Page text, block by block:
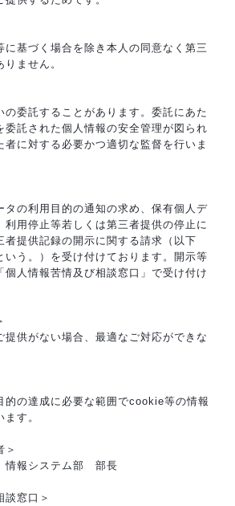
に基づく場合を除き本人の同意なく第三
ません。
の委託することがあります。委託にあた
委託された個人情報の安全管理が図られ
者に対する必要かつ適切な監督を行いま
タの利用目的の通知の求め、保有個人デ
利用停止等若しくは第三者提供の停止に
者提供記録の開示に関する請求（以下
いう。）を受け付けております。開示等
個人情報苦情及び相談窓口」で受け付け
提供がない場合、最適なご対応ができな
的の達成に必要な範囲でcookie等の情報
す。
＞
情報システム部 部長
談窓口＞